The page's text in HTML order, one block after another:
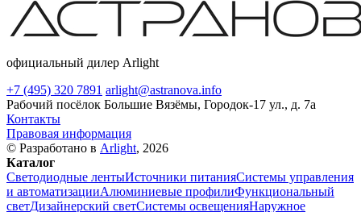
официальный дилер Arlight
+7 (495) 320 7891 arlight@astranova.info
Рабочий посёлок Большие Вязёмы, Городок-17 ул., д. 7а
Контакты
Правовая информация
© Разработано в Arlight, 2026
Каталог
Светодиодные лентыИсточники питанияСистемы управления
и автоматизацииАлюминиевые профилиФункциональный
светДизайнерский светСистемы освещенияНаружное